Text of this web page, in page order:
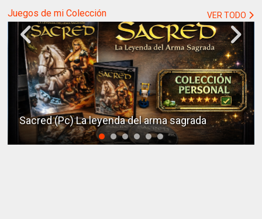
Juegos de mi Colección VER TODO
Sacred (Pc) La leyenda del arma sagrada